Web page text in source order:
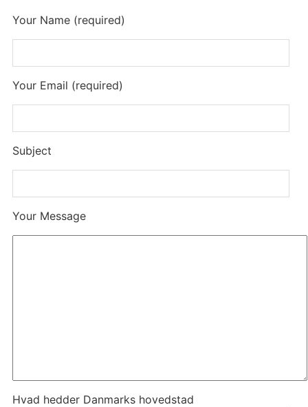
Your Name (required)
Your Email (required)
Subject
Your Message
Hvad hedder Danmarks hovedstad